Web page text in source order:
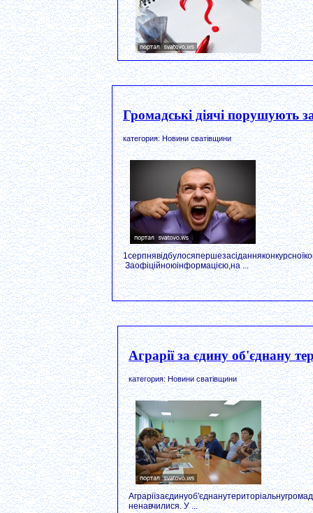
Громадські діячі порушують
категория: Новини сватівщини
Заофіційноюінформацією,на ...
Аграрії за єдину об'єднану
категория: Новини сватівщини
ненавчилися. У ...